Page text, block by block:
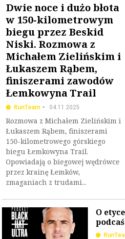
Dwie noce i dużo błota
w 150-kilometrowym
biegu przez Beskid
Niski. Rozmowa z
Michałem Zielińskim i
Łukaszem Rąbem,
finiszerami zawodów
Łemkowyna Trail
RunTeam 04.11.2025
Rozmowa z Michałem Zielińskim i
Łukaszem Rąbem, finiszerami
150-kilometrowego górskiego
biegu Łemkowyna Trail.
Opowiadają o biegowej wędrówce
przez krainę Łemków,
zmaganiach z trudami...
O